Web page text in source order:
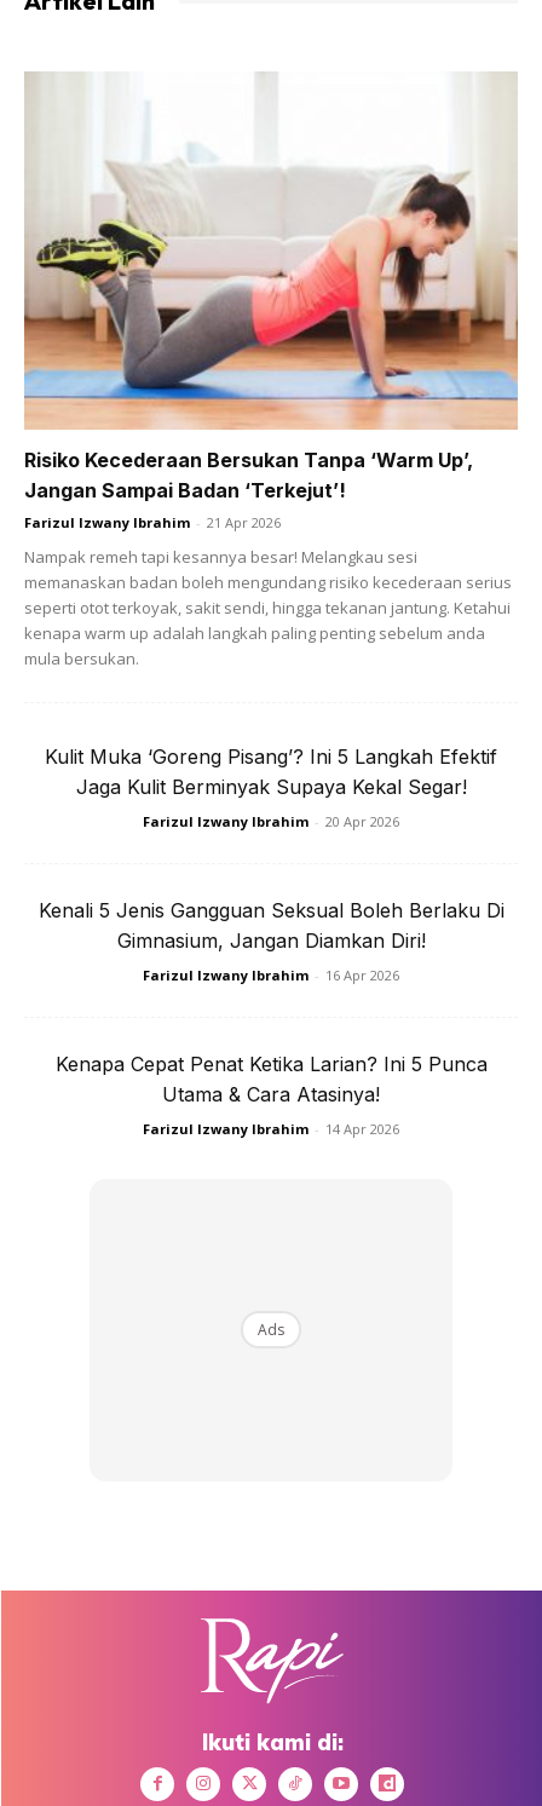
Untuk eye cream, jangan letak banyak. Cukup perlukan
sebesar butir beras sahaja sikit tapi memadai.
Sunscreen
sahaja ataupun lagi senang layer sahaja untuk reapply.
Risiko Kecederaan Bersukan Tanpa ‘Warm Up’,
Jangan Sampai Badan ‘Terkejut’!
Farizul Izwany Ibrahim - 21 Apr 2026
Nampak remeh tapi kesannya besar! Melangkau sesi
memanaskan badan boleh mengundang risiko kecederaan serius
seperti otot terkoyak, sakit sendi, hingga tekanan jantung. Ketahui
kenapa warm up adalah langkah paling penting sebelum anda
mula bersukan.
Kulit Muka ‘Goreng Pisang’? Ini 5 Langkah Efektif
Jaga Kulit Berminyak Supaya Kekal Segar!
Farizul Izwany Ibrahim - 20 Apr 2026
Kenali 5 Jenis Gangguan Seksual Boleh Berlaku Di
Gimnasium, Jangan Diamkan Diri!
Farizul Izwany Ibrahim - 16 Apr 2026
Kenapa Cepat Penat Ketika Larian? Ini 5 Punca
Utama & Cara Atasinya!
Farizul Izwany Ibrahim - 14 Apr 2026
Ads
Ikuti kami di: